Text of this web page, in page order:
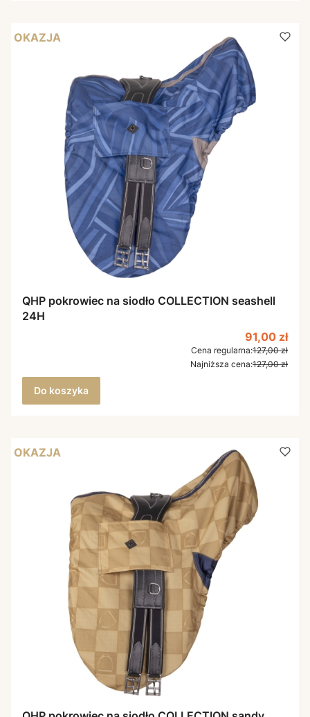
OKAZJA
QHP pokrowiec na siodło COLLECTION seashell
24H
Cena
91,00 zł
Cena regularna:127,00 zł
Najniższa cena:127,00 zł
Do koszyka
OKAZJA